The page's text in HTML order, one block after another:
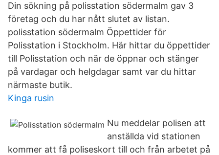
Din sökning på polisstation södermalm gav 3
företag och du har nått slutet av listan.
polisstation södermalm Öppettider för
Polisstation i Stockholm. Här hittar du öppettider
till Polisstation och när de öppnar och stänger
på vardagar och helgdagar samt var du hittar
närmaste butik.
Kinga rusin
Nu meddelar polisen att
anställda vid stationen
kommer att få poliseskort till och från arbetet på